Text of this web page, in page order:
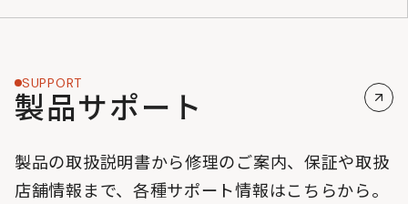
SUPPORT
製品サポート
製品の取扱説明書から修理のご案内、保証や取扱
店舗情報まで、各種サポート情報はこちらから。